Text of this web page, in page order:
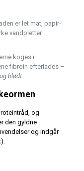
er let mat, papir-
vandpletter
koges i
fibroin efterlades –
blødt.
og
den gyldne
og indgår